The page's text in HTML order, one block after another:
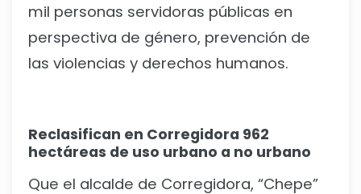
mil personas servidoras públicas en
perspectiva de género, prevención de
las violencias y derechos humanos.
Reclasifican en Corregidora 962
hectáreas de uso urbano a no urbano
Que el alcalde de Corregidora, “Chepe”